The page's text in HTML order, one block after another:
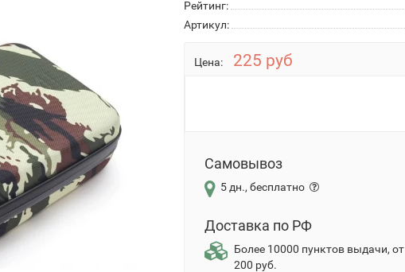
Рейтинг:
Артикул:
Цена: 225 руб
Самовывоз
5 дн., бесплатно
Доставка по РФ
Более 10000 пунктов выдачи, от
200 руб.